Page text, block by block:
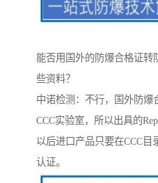
能否用国外的防爆合格证转
些资料？
中诺检测：不行，国外防爆
CCC实验室，所以出具的
以后进口产品只要在CCC目
认证。